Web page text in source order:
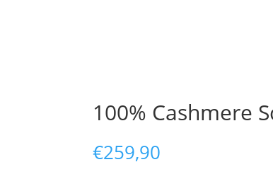
100% Cashmere
€259,90